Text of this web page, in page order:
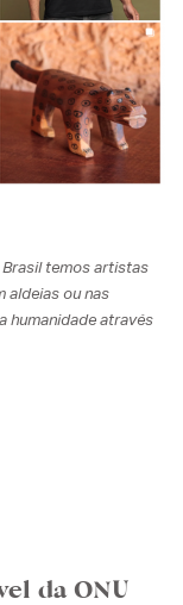
temos artistas
aldeias ou nas
humanidade através
da ONU